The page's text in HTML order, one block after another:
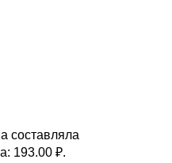
составляла
193.00 ₽.